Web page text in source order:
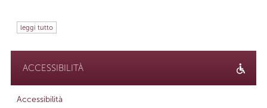
leggi tutto
ACCESSIBILITÀ
Accessibilità